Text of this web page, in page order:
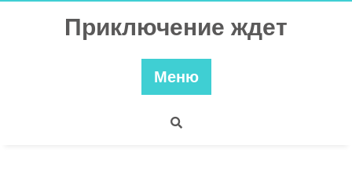
Приключение ждет
Меню